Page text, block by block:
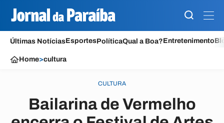
Últimas NotíciasEsportesPolíticaQual a Boa?Entretenimento
Home>cultura
CULTURA
Bailarina de Vermelho